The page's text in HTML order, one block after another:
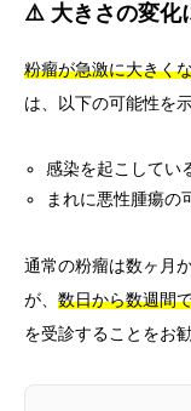
⚠️ 大きさの変化
粉瘤が急激に大きく
は、以下の可能性を
感染を起こしてい
まれに悪性腫瘍の
通常の粉瘤は数ヶ月
が、 数日から数週間
を受診することをお